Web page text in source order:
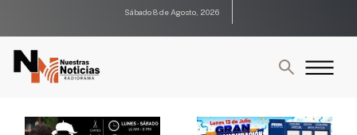
Sábado 8 de Agosto, 2026